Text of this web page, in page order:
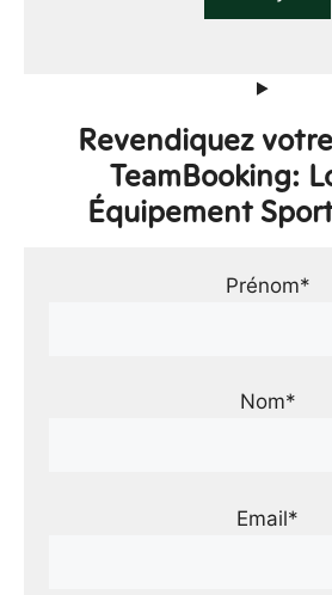
Revendiquez
TeamBooking:
Équipement
Prénom*
Nom*
Email*